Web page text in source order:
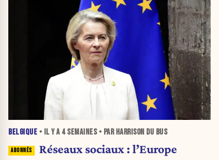
BELGIQUE • IL Y A 4 SEMAINES• PAR HARRISON DU BUS
Réseaux sociaux : l’Europe